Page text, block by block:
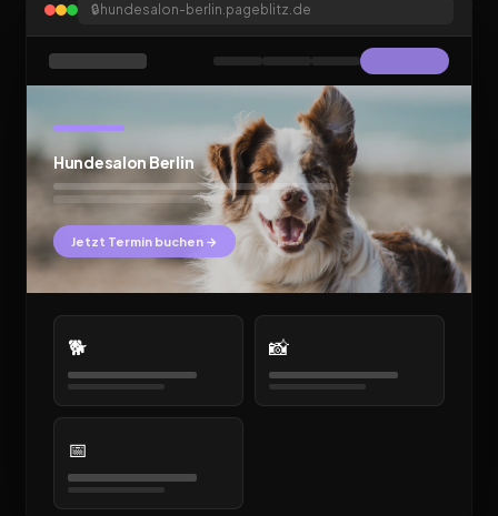
🔒 hundesalon-berlin.pageblitz.de
Hundesalon Berlin
Jetzt Termin buchen →
🐕 📸
📅